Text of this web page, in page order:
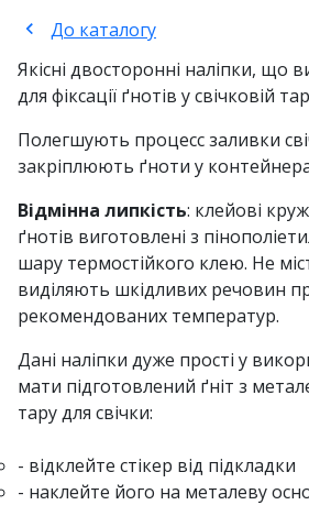
До каталогу
Якісні двосторонні наліпки, що
для фіксації ґнотів у свічковій
Полегшують процесс заливки
закріплюють ґноти у
Відмінна липкість: клейові
ґнотів виготовлені з
шару термостійкого клею. Не
виділяють шкідливих речовин
рекомендованих температур.
Дані наліпки дуже прості у
мати підготовлений ґніт з
тару для свічки:
- відклейте стікер від підкладки
- наклейте його на металеву